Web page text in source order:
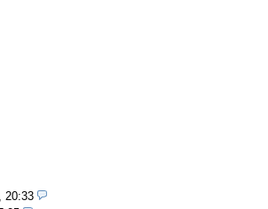
20:33